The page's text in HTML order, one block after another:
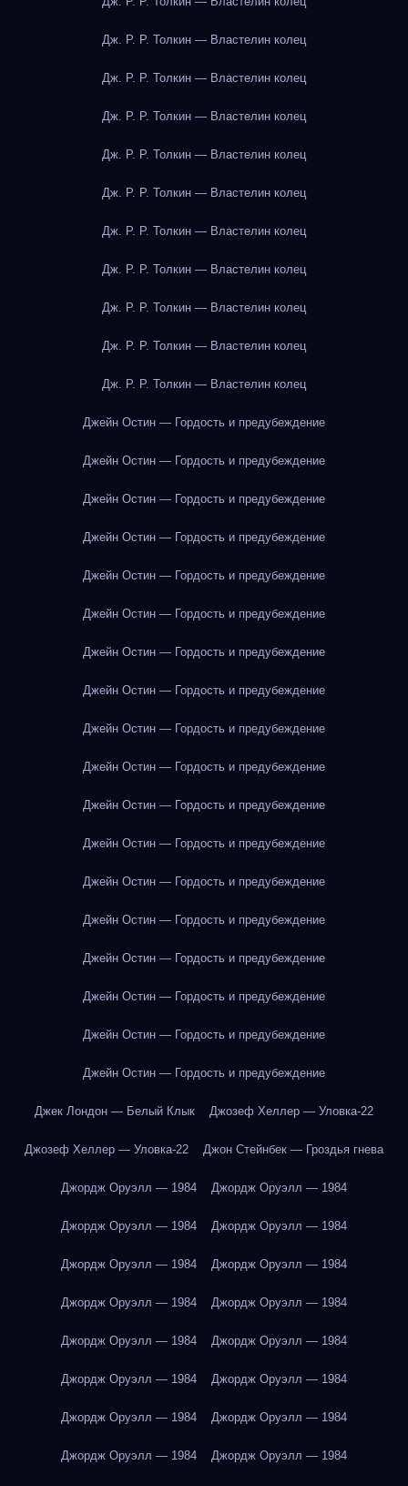
Дж. Р. Р. Толкин — Властелин колец
Дж. Р. Р. Толкин — Властелин колец
Дж. Р. Р. Толкин — Властелин колец
Дж. Р. Р. Толкин — Властелин колец
Дж. Р. Р. Толкин — Властелин колец
Дж. Р. Р. Толкин — Властелин колец
Дж. Р. Р. Толкин — Властелин колец
Дж. Р. Р. Толкин — Властелин колец
Дж. Р. Р. Толкин — Властелин колец
Дж. Р. Р. Толкин — Властелин колец
Джейн Остин — Гордость и предубеждение
Джейн Остин — Гордость и предубеждение
Джейн Остин — Гордость и предубеждение
Джейн Остин — Гордость и предубеждение
Джейн Остин — Гордость и предубеждение
Джейн Остин — Гордость и предубеждение
Джейн Остин — Гордость и предубеждение
Джейн Остин — Гордость и предубеждение
Джейн Остин — Гордость и предубеждение
Джейн Остин — Гордость и предубеждение
Джейн Остин — Гордость и предубеждение
Джейн Остин — Гордость и предубеждение
Джейн Остин — Гордость и предубеждение
Джейн Остин — Гордость и предубеждение
Джейн Остин — Гордость и предубеждение
Джейн Остин — Гордость и предубеждение
Джейн Остин — Гордость и предубеждение
Джейн Остин — Гордость и предубеждение
Джек Лондон — Белый Клык Джозеф Хеллер — Уловка-22
Джозеф Хеллер — Уловка-22 Джон Стейнбек — Гроздья гнева
Джордж Оруэлл — 1984 Джордж Оруэлл — 1984
Джордж Оруэлл — 1984 Джордж Оруэлл — 1984
Джордж Оруэлл — 1984 Джордж Оруэлл — 1984
Джордж Оруэлл — 1984 Джордж Оруэлл — 1984
Джордж Оруэлл — 1984 Джордж Оруэлл — 1984
Джордж Оруэлл — 1984 Джордж Оруэлл — 1984
Джордж Оруэлл — 1984 Джордж Оруэлл — 1984
Джордж Оруэлл — 1984 Джордж Оруэлл — 1984